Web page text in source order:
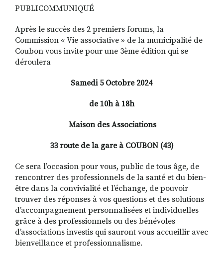
PUBLICOMMUNIQUÉ
Après le succès des 2 premiers forums, la
Commission « Vie associative » de la municipalité de
Coubon vous invite pour une 3ème édition qui se
déroulera
Samedi 5 Octobre 2024
de 10h à 18h
Maison des Associations
33 route de la gare à COUBON (43)
Ce sera l’occasion pour vous, public de tous âge, de
rencontrer des professionnels de la santé et du bien-
être dans la convivialité et l’échange, de pouvoir
trouver des réponses à vos questions et des solutions
d’accompagnement personnalisées et individuelles
grâce à des professionnels ou des bénévoles
d’associations investis qui sauront vous accueillir avec
bienveillance et professionnalisme.